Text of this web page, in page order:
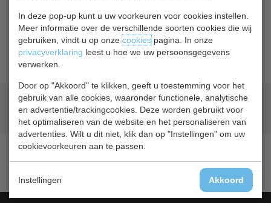
In deze pop-up kunt u uw voorkeuren voor cookies instellen.
Meer informatie over de verschillende soorten cookies die wij
gebruiken, vindt u op onzecookiespagina. In onze
privacyverklaring leest u hoe we uw persoonsgegevens
verwerken.
Door op "Akkoord" te klikken, geeft u toestemming voor het
gebruik van alle cookies, waaronder functionele, analytische
en advertentie/trackingcookies. Deze worden gebruikt voor
het optimaliseren van de website en het personaliseren van
advertenties. Wilt u dit niet, klik dan op "Instellingen" om uw
cookievoorkeuren aan te passen.
Instellingen Akkoord
Framec Dolce Vita 10 plexiglasopbouw met afzet
gedeelte en smaakhouder.
Geld terugprijsgarantie
Lage prijzen hoge service